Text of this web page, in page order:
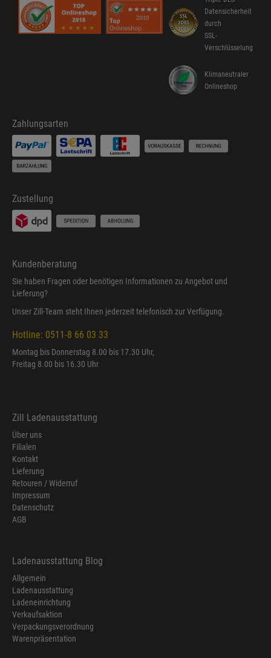
Datensicherheit
durch
SSL-
Verschlüsselung
Klimaneutraler
Onlineshop
Zahlungsarten
Zustellung
Kundenberatung
Sie haben Fragen oder benötigen Informationen zu Angebot und
Lieferung?
Unser Zill-Team steht Ihnen jederzeit telefonisch zur Verfügung.
Hotline: 0511-8 66 03 33
Montag bis Donnerstag 8.00 bis 17.30 Uhr,
Freitag 8.00 bis 16.30 Uhr
Zill Ladenausstattung
Über uns
Filialen
Kontakt
Lieferung
Retouren / Widerruf
Impressum
Datenschutz
AGB
Ladenausstattung Blog
Allgemein
Ladenausstattung
Ladeneinrichtung
Verkaufsaktion
Verpackungsverordnung
Warenpräsentation